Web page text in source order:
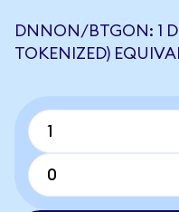
DNNON/BTGON: 1
TOKENIZED)